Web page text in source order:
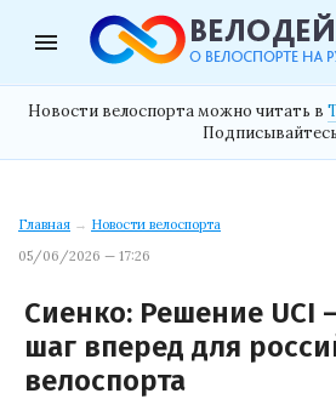
menu
Новости велоспорта можно читать в
Главная → Новости велоспорта
05/06/2026 — 17:26
Сиенко: Решение UCI
шаг вперед для
велоспорта